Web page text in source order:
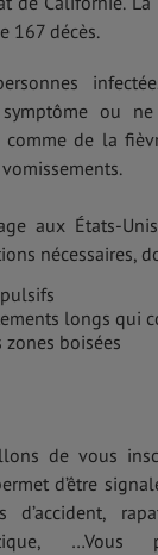
167 décès.
ou
comme de la
aux États-
nécessaires,
longs qui
zones boisées
de vous
d’être
…Vous